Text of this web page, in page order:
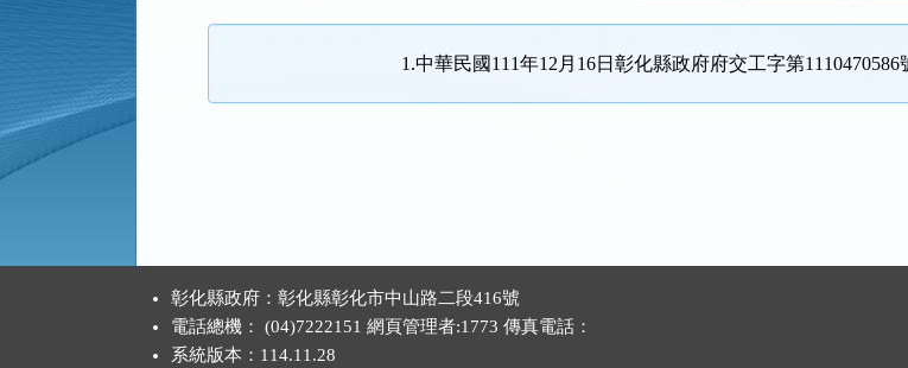
功
鈕
1.中華民國111年12月16日彰化縣政府府交工字第
彰化縣政府：彰化縣彰化市中山路二段416號
電話總機： (04)7222151 網頁管理者:1773 傳真電話：
系統版本： 114.11.28